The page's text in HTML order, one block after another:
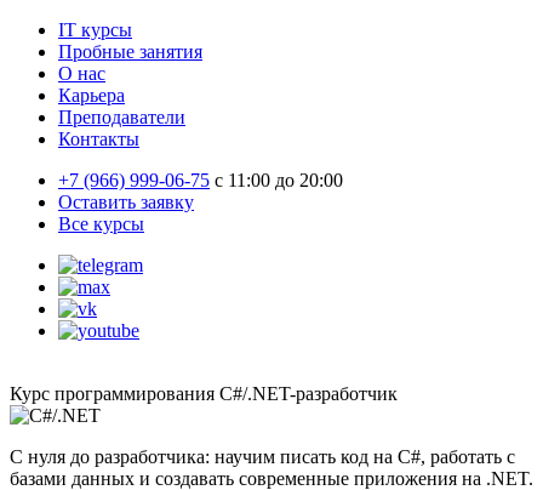
IT курсы
Пробные занятия
О нас
Карьера
Преподаватели
Контакты
+7 (966) 999-06-75 c 11:00 до 20:00
Оставить заявку
Все курсы
Курс программирования C#/.NET-разработчик
С нуля до разработчика: научим писать код на C#, работать с
базами данных и создавать современные приложения на .NET.